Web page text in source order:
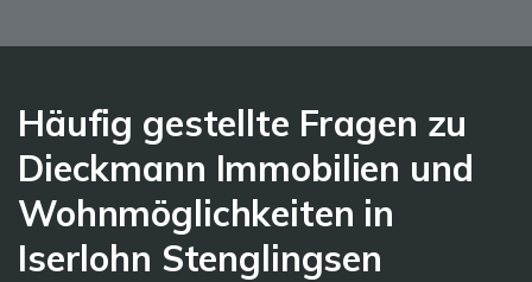
Häufig gestellte Fragen zu
Dieckmann Immobilien und
Wohnmöglichkeiten in
Iserlohn Stenglingsen